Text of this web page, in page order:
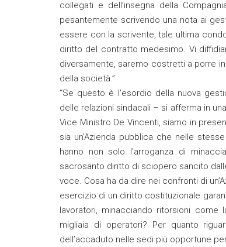
collegati e dell’insegna della
pesantemente scrivendo una nota ai
essere con la scrivente, tale ultima
diritto del contratto medesimo. Vi
diversamente, saremo costretti a porre
della società.”
“Se questo è l’esordio della nuova
delle relazioni sindacali – si afferma in
Vice Ministro De Vincenti, siamo in
sia un’Azienda pubblica che nelle
hanno non solo l’arroganza di
sacrosanto diritto di sciopero sancito
voce. Cosa ha da dire nei confronti di
esercizio di un diritto costituzionale
lavoratori, minacciando ritorsioni
migliaia di operatori? Per quanto
dell’accaduto nelle sedi più opportune